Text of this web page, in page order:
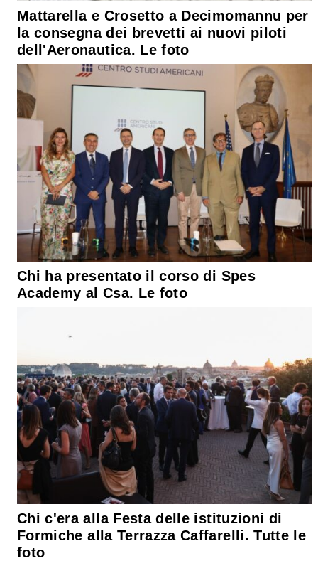
Mattarella e Crosetto a Decimomannu per
la consegna dei brevetti ai nuovi piloti
dell'Aeronautica. Le foto
Chi ha presentato il corso di Spes
Academy al Csa. Le foto
Chi c'era alla Festa delle istituzioni di
Formiche alla Terrazza Caffarelli. Tutte le
foto